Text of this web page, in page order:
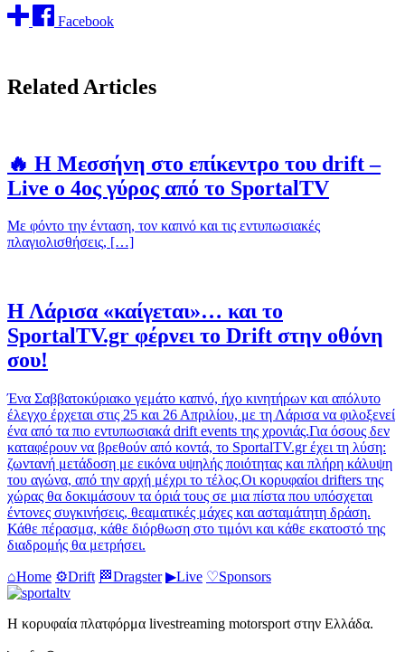
Facebook
Related Articles
🔥 Η Μεσσήνη στο επίκεντρο του drift –
Live ο 4ος γύρος από το SportalTV
Με φόντο την ένταση, τον καπνό και τις εντυπωσιακές
πλαγιολισθήσεις, […]
Η Λάρισα «καίγεται»… και το
SportalTV.gr φέρνει το Drift στην οθόνη
σου!
Ένα Σαββατοκύριακο γεμάτο καπνό, ήχο κινητήρων και απόλυτο
έλεγχο έρχεται στις 25 και 26 Απριλίου, με τη Λάρισα να φιλοξενεί
ένα από τα πιο εντυπωσιακά drift events της χρονιάς.Για όσους δεν
καταφέρουν να βρεθούν από κοντά, το SportalTV.gr έχει τη λύση:
ζωντανή μετάδοση με εικόνα υψηλής ποιότητας και πλήρη κάλυψη
του αγώνα, από την αρχή μέχρι το τέλος.Οι κορυφαίοι drifters της
χώρας θα δοκιμάσουν τα όριά τους σε μια πίστα που υπόσχεται
έντονες συγκινήσεις, θεαματικές μάχες και ασταμάτητη δράση.
Κάθε πέρασμα, κάθε διόρθωση στο τιμόνι και κάθε εκατοστό της
διαδρομής θα μετρήσει.
⌂Home ⚙Drift 🏁Dragster ▶Live ♡Sponsors
Η κορυφαία πλατφόρμα livestreaming motorsport στην Ελλάδα.